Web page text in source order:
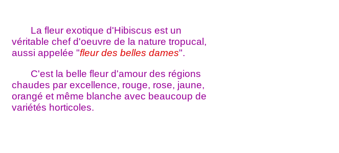
La fleur exotique d'Hibiscus est un
véritable chef d'oeuvre de la nature tropucal,
aussi appelée "fleur des belles dames".
C'est la belle fleur d'amour des régions
chaudes par excellence, rouge, rose, jaune,
orangé et même blanche avec beaucoup de
variétés horticoles.